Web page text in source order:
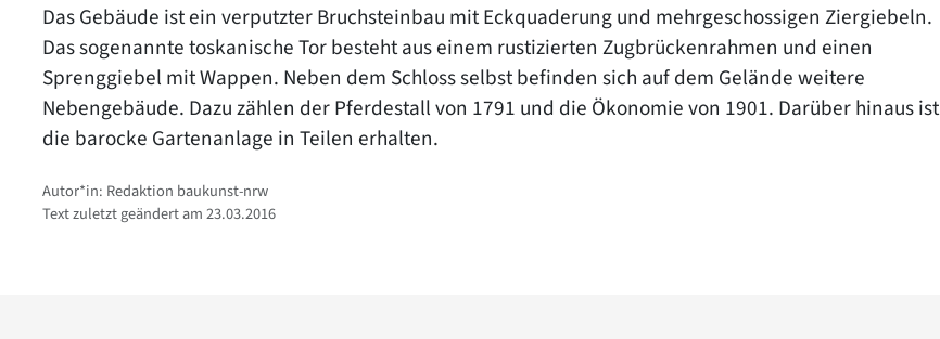
Das Gebäude ist ein verputzter Bruchsteinbau mit Eckquaderung und mehrgeschossigen Ziergiebeln.
Das sogenannte toskanische Tor besteht aus einem rustizierten Zugbrückenrahmen und einen
Sprenggiebel mit Wappen. Neben dem Schloss selbst befinden sich auf dem Gelände weitere
Nebengebäude. Dazu zählen der Pferdestall von 1791 und die Ökonomie von 1901. Darüber hinaus ist
die barocke Gartenanlage in Teilen erhalten.
Autor*in: Redaktion baukunst-nrw
Text zuletzt geändert am 23.03.2016